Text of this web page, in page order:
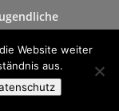
Website weiter
aus.